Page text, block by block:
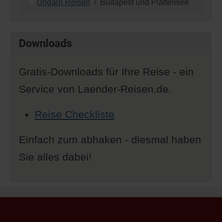
Ungarn Reisen Budapest und Plattensee
Downloads
Gratis-Downloads für Ihre Reise - ein
Service von Laender-Reisen.de.
Reise Checkliste
Einfach zum abhaken - diesmal haben
Sie alles dabei!